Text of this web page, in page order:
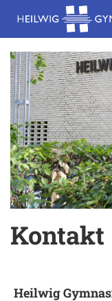
Kontakt
Heilwig